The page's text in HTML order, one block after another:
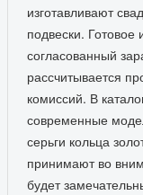
изготавливают
подвески. Готовое
согласованный
рассчитывается
комиссий. В
современные
серьги кольца
принимают во
будет